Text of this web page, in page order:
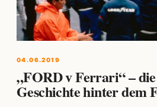
04.06.2019
„FORD v Ferrari“ –
Geschichte hinter